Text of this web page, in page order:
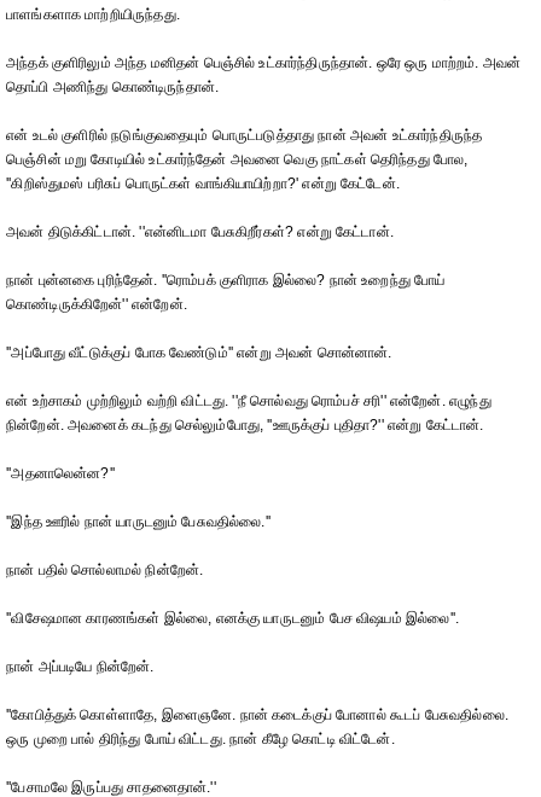
பாளங்களாக மாற்றியிருந்தது.
அந்தக் குளிரிலும் அந்த மனிதன் பெஞ்சில் உட்கார்ந்திருந்தான். ஒரே ஒரு மாற்றம். அவன்
தொப்பி அணிந்து கொண்டிருந்தான்.
என் உடல் குளிரில் நடுங்குவதையும் பொருட்படுத்தாது நான் அவன் உட்கார்ந்திருந்த
பெஞ்சின் மறு கோடியில் உட்கார்ந்தேன் அவனை வெகு நாட்கள் தெரிந்தது போல,
''கிறிஸ்துமஸ் பரிசுப் பொருட்கள் வாங்கியாயிற்றா?' என்று கேட்டேன்.
அவன் திடுக்கிட்டான். ''என்னிடமா பேசுகிறீர்கள்? என்று கேட்டான்.
நான் புன்னகை புரிந்தேன். ''ரொம்பக் குளிராக இல்லை? நான் உறைந்து போய்
கொண்டிருக்கிறேன்'' என்றேன்.
''அப்போது வீட்டுக்குப் போக வேண்டும்'' என்று அவன் சொன்னான்.
என் உற்சாகம் முற்றிலும் வற்றி விட்டது. ''நீ சொல்வது ரொம்பச் சரி'' என்றேன். எழுந்து
நின்றேன். அவனைக் கடந்து செல்லும்போது, ''ஊருக்குப் புதிதா?'' என்று கேட்டான்.
''அதனாலென்ன?''
''இந்த ஊரில் நான் யாருடனும் பேசுவதில்லை.''
நான் பதில் சொல்லாமல் நின்றேன்.
''விசேஷமான காரணங்கள் இல்லை, எனக்கு யாருடனும் பேச விஷயம் இல்லை''.
நான் அப்படியே நின்றேன்.
''கோபித்துக் கொள்ளாதே, இளைஞனே. நான் கடைக்குப் போனால் கூடப் பேசுவதில்லை.
ஒரு முறை பால் திரிந்து போய் விட்டது. நான் கீழே கொட்டி விட்டேன்.
''பேசாமலே இருப்பது சாதனைதான்.''